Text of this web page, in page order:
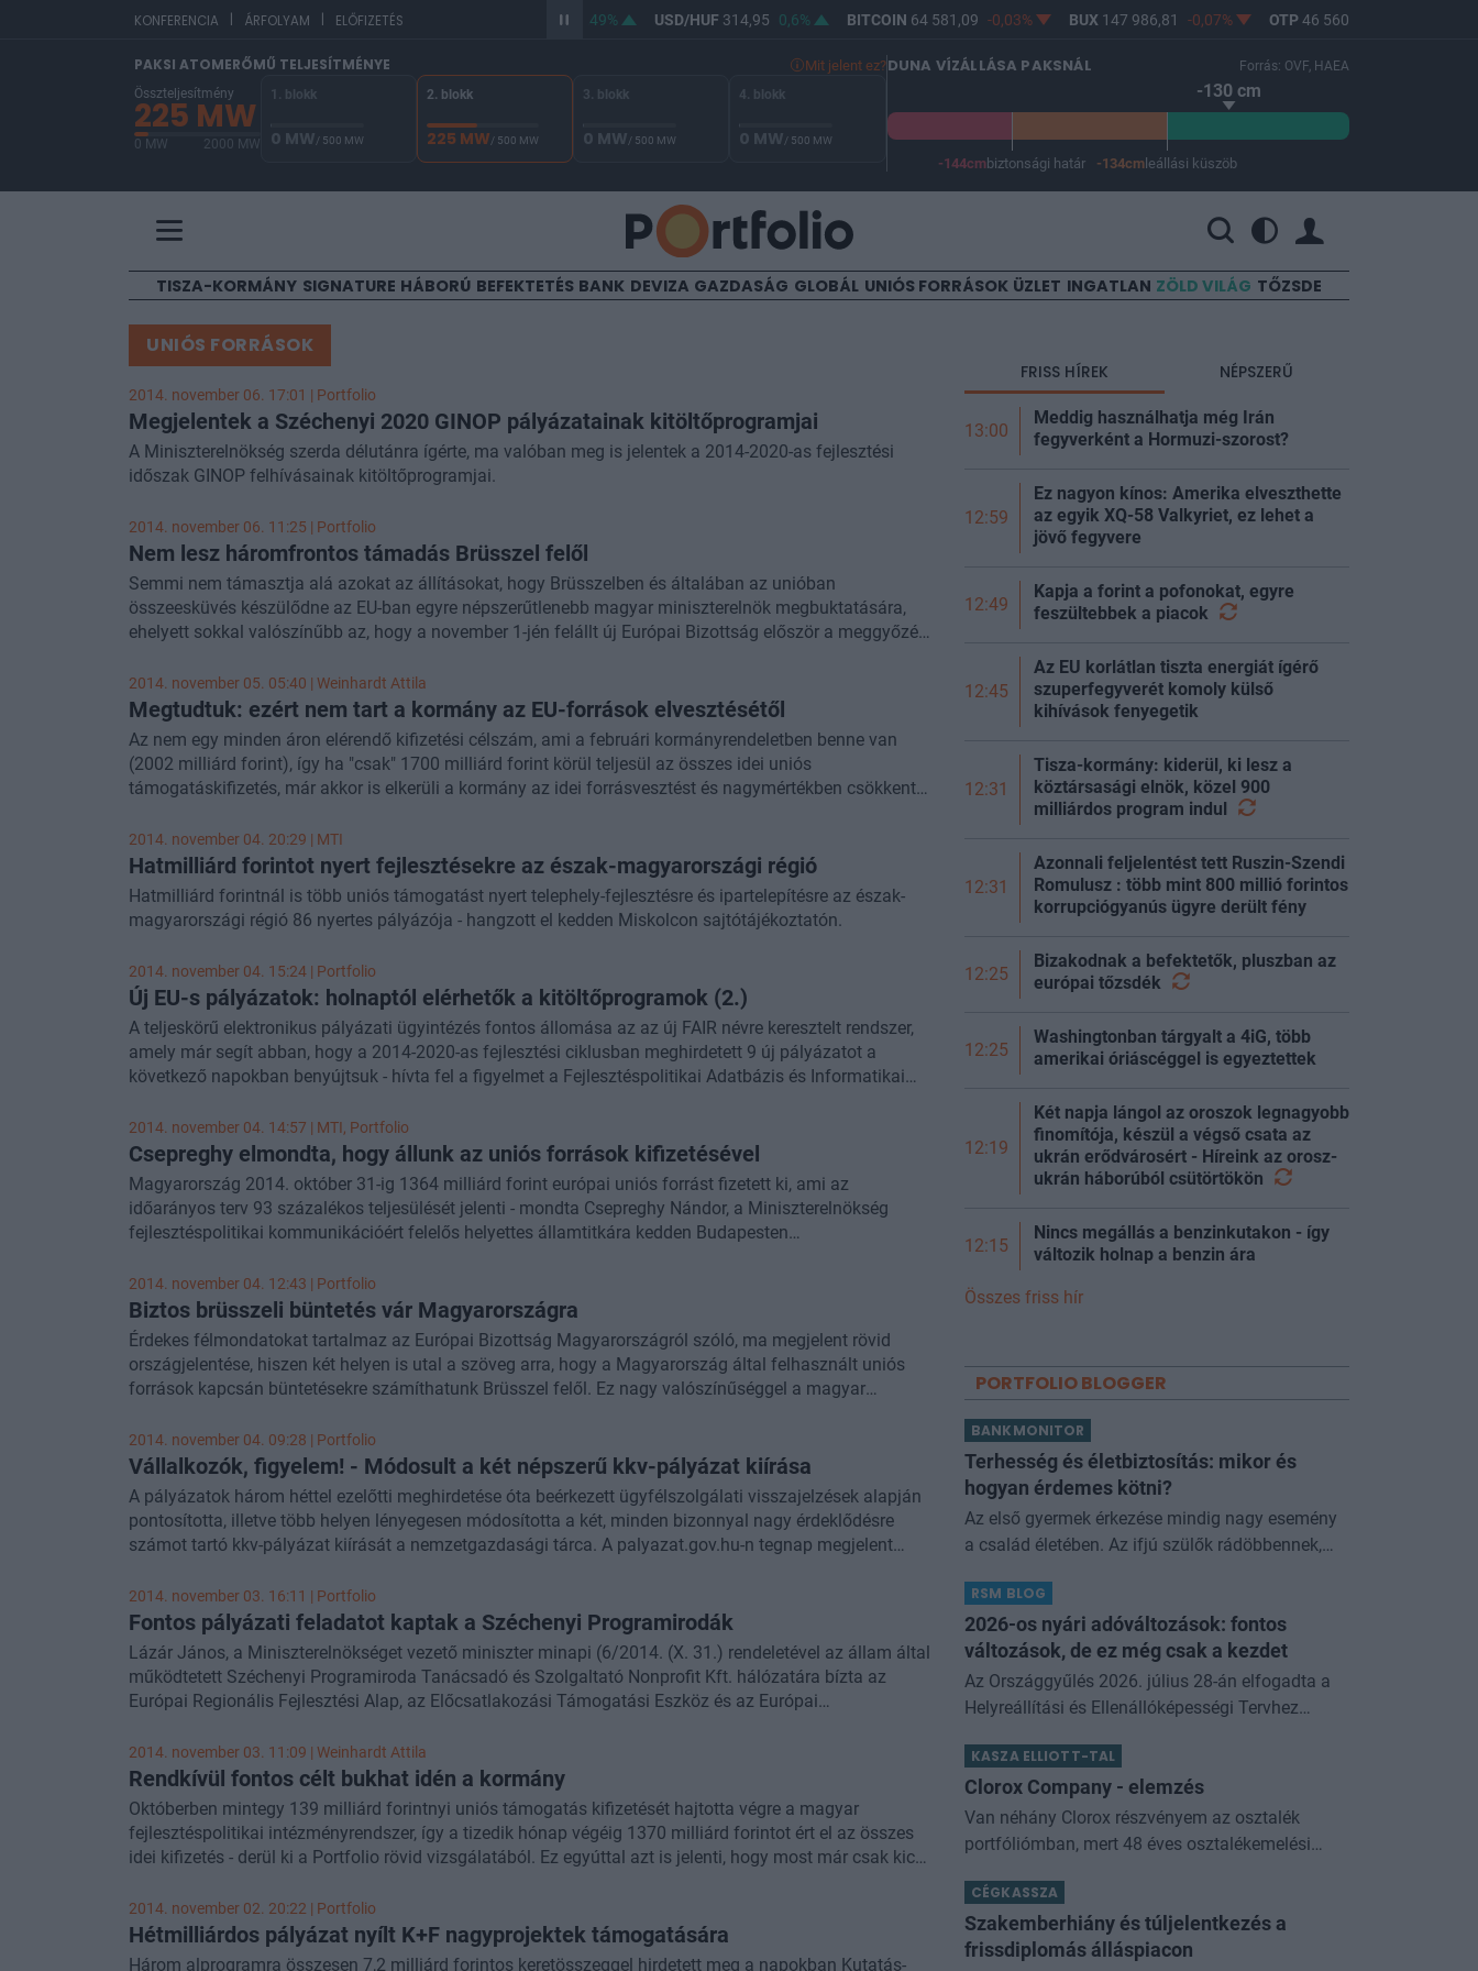
KONFERENCIA | ÁRFOLYAM | ELŐFIZETÉS 0,49% USD/HUF314,95 0,6% BITCOIN64 581,09 -0,03% BUX 147 986,81 -0,07% OTP 46 560 -0,41%
PAKSI ATOMERŐMŰ TELJESÍTMÉNYE Mit jelent ez?
Összteljesítmény
225 MW
0 MW 2000 MW
1. blokk
0 MW/ 500 MW
2. blokk
225 MW/ 500 MW
3. blokk
0 MW/ 500 MW
4. blokk
0 MW/ 500 MW
DUNA VÍZÁLLÁSA PAKSNÁL Forrás: OVF, HAEA
-130 cm
-144cm biztonsági határ -134cm leállási küszöb
TISZA-KORMÁNY SIGNATURE HÁBORÚ BEFEKTETÉS BANK DEVIZA GAZDASÁG GLOBÁL UNIÓS FORRÁSOK ÜZLET INGATLAN ZÖLD VILÁG TŐZSDE
UNIÓS FORRÁSOK
2014. november 06. 17:01 | Portfolio
Megjelentek a Széchenyi 2020 GINOP pályázatainak kitöltőprogramjai
A Miniszterelnökség szerda délutánra ígérte, ma valóban meg is jelentek a 2014-2020-as fejlesztési
időszak GINOP felhívásainak kitöltőprogramjai.
2014. november 06. 11:25 | Portfolio
Nem lesz háromfrontos támadás Brüsszel felől
Semmi nem támasztja alá azokat az állításokat, hogy Brüsszelben és általában az unióban
összeesküvés készülődne az EU-ban egyre népszerűtlenebb magyar miniszterelnök megbuktatására,
ehelyett sokkal valószínűbb az, hogy a november 1-jén felállt új Európai Bizottság először a meggyőzés
előzményei:
2014. november 05. 05:40 | Weinhardt Attila
Megtudtuk: ezért nem tart a kormány az EU-források elvesztésétől
Az nem egy minden áron elérendő kifizetési célszám, ami a februári kormányrendeletben benne van
(2002 milliárd forint), így ha "csak" 1700 milliárd forint körül teljesül az összes idei uniós
támogatáskifizetés, már akkor is elkerüli a kormány az idei forrásvesztést és nagymértékben csökkenti
forrástól. Tájékoztatása szerint ha tehát az idei utolsó két hónapban felpörög a kifizetési tempó, de
elmarad a tavalyi év végi nagy hajrától, már akkor sem kell aggódni. Csepreghy Nándor keddi szavai
valóban ugyanezt a viszonylagos nyugodtságot tükrözték, igaz a Miniszterelnökség fejlesztéspolitikai
kommunikációért felelős helyettes államtitkára a Portfolio-nak adott rövid interjúban azt is érzékeltette:
megfeszített munka vár mind a minisztériumokra, mind a fejlesztéspolitikai intézményrendszerre, hogy
végéig. A helyettes államtitkár szavai szerint nem érzékelnek politikai nyomásgyakorlást Brüsszel felől
az uniós támogatások kifizetésében és éppen kedden érkezett meg egy 32 milliárd forintos kifizetés az
Európai Bizottságtól.
2014. november 04. 20:29 | MTI
Hatmilliárd forintot nyert fejlesztésekre az észak-magyarországi régió
Hatmilliárd forintnál is több uniós támogatást nyert telephely-fejlesztésre és ipartelepítésre az észak-
magyarországi régió 86 nyertes pályázója - hangzott el kedden Miskolcon sajtótájékoztatón.
2014. november 04. 15:24 | Portfolio
Új EU-s pályázatok: holnaptól elérhetők a kitöltőprogramok (2.)
A teljeskörű elektronikus pályázati ügyintézés fontos állomása az az új FAIR névre keresztelt rendszer,
amely már segít abban, hogy a 2014-2020-as fejlesztési ciklusban meghirdetett 9 új pályázatot a
következő napokban benyújtsuk - hívta fel a figyelmet a Fejlesztéspolitikai Adatbázis és Informatikai
fejlesztéspolitikai tájékoztatásért felelős helyettes államtitkárának szavai szerint ez az egységes
keretrendszer segít majd abban, hogy egyetlen, személyre szabott felület segítségével tudják az
érdeklődők kezelni a pályázatokhoz, projektekhez kapcsolódó különböző feladatokat.
2014. november 04. 14:57 | MTI, Portfolio
Csepreghy elmondta, hogy állunk az uniós források kifizetésével
Magyarország 2014. október 31-ig 1364 milliárd forint európai uniós forrást fizetett ki, ami az
időarányos terv 93 százalékos teljesülését jelenti - mondta Csepreghy Nándor, a Miniszterelnökség
fejlesztéspolitikai kommunikációért felelős helyettes államtitkára kedden Budapesten
2014. november 04. 12:43 | Portfolio
Biztos brüsszeli büntetés vár Magyarországra
Érdekes félmondatokat tartalmaz az Európai Bizottság Magyarországról szóló, ma megjelent rövid
országjelentése, hiszen két helyen is utal a szöveg arra, hogy a Magyarország által felhasznált uniós
források kapcsán büntetésekre számíthatunk Brüsszel felől. Ez nagy valószínűséggel a magyar
a félmondatok alapján biztos büntetéssel kalkulál, de ennek mértéke és (elszámolásának) időzítése
egyelőre kérdéses.
2014. november 04. 09:28 | Portfolio
Vállalkozók, figyelem! - Módosult a két népszerű kkv-pályázat kiírása
A pályázatok három héttel ezelőtti meghirdetése óta beérkezett ügyfélszolgálati visszajelzések alapján
pontosította, illetve több helyen lényegesen módosította a két, minden bizonnyal nagy érdeklődésre
számot tartó kkv-pályázat kiírását a nemzetgazdasági tárca. A palyazat.gov.hu-n tegnap megjelent
től (év végéig) lehet benyújtani a pályázatokat a "Mikro-, kis- és középvállalkozások termelési
kapacitásainak bővítése", illetve a "Mikro-, kis- és középvállalkozások piaci megjelenésének
támogatása" című felhívásokra. Az is lényeges, hogy a kapacitásbővítő pályázatnál az egyéni
vállalkozók is jogosulttá váltak a pályázatra, illetve az is, hogy mindkét pályázat esetén törölték a
jogosultak közül az 1032 és 1039 TEÁOR-kódokat. Az alábbiakban a változások közül csak néhány
fontosabbat emelünk ki.
2014. november 03. 16:11 | Portfolio
Fontos pályázati feladatot kaptak a Széchenyi Programirodák
Lázár János, a Miniszterelnökséget vezető miniszter minapi (6/2014. (X. 31.) rendeletével az állam által
működtetett Széchenyi Programiroda Tanácsadó és Szolgaltató Nonprofit Kft. hálózatára bízta az
Európai Regionális Fejlesztési Alap, az Előcsatlakozási Támogatási Eszköz és az Európai
programjai végrehajtásában való közreműködést - derült ki a Magyar Közlöny legfrissebb számából. A
Széchenyi Programiroda hálózata egy friss jelzés szerint egyébként is igen dinamikusan bővül a
következő hetekben, felkészülve a Széchenyi 2020 keretprogram pályázati rohamára, amelynek
keretében feltehetően sokan keresik majd meg az állami pályázatíró és tanácsadó céget. A hálózat
lendületes bővítése alapján elképzelhető, hogy további hasonló adminisztratív feladatokat is kaphat az
államtól.
2014. november 03. 11:09 | Weinhardt Attila
Rendkívül fontos célt bukhat idén a kormány
Októberben mintegy 139 milliárd forintnyi uniós támogatás kifizetését hajtotta végre a magyar
fejlesztéspolitikai intézményrendszer, így a tizedik hónap végéig 1370 milliárd forintot ért el az összes
idei kifizetés - derül ki a Portfolio rövid vizsgálatából. Ez egyúttal azt is jelenti, hogy most már csak kicsi
valóban elmaradunk a céltól, akkor az egyúttal jelentősen növelné a veszélyét annak is, hogy a 2007-
2013-as időszakra rendelkezésre álló támogatási keretből a jövő év végéig akár több százmilliárd
forintot is véglegesen elveszíthetünk, mert nem tudjuk időben lehívni a forrásokat.
2014. november 02. 20:22 | Portfolio
Hétmilliárdos pályázat nyílt K+F nagyprojektek támogatására
Három alprogramra összesen 7,2 milliárd forintos keretösszeggel hirdetett meg a napokban Kutatás-
FRISS HÍREK NÉPSZERŰ
13:00
Meddig használhatja még Irán
fegyverként a Hormuzi-szorost?
12:59
Ez nagyon kínos: Amerika elveszthette
az egyik XQ-58 Valkyriet, ez lehet a
jövő fegyvere
12:49
Kapja a forint a pofonokat, egyre
feszültebbek a piacok
12:45
Az EU korlátlan tiszta energiát ígérő
szuperfegyverét komoly külső
kihívások fenyegetik
12:31
Tisza-kormány: kiderül, ki lesz a
köztársasági elnök, közel 900
milliárdos program indul
12:31
Azonnali feljelentést tett Ruszin-Szendi
Romulusz : több mint 800 millió forintos
korrupciógyanús ügyre derült fény
12:25
Bizakodnak a befektetők, pluszban az
európai tőzsdék
12:25
Washingtonban tárgyalt a 4iG, több
amerikai óriáscéggel is egyeztettek
12:19
Két napja lángol az oroszok legnagyobb
finomítója, készül a végső csata az
ukrán erődvárosért - Híreink az orosz-
ukrán háborúból csütörtökön
12:15
Nincs megállás a benzinkutakon - így
változik holnap a benzin ára
Összes friss hír
PORTFOLIO BLOGGER
BANKMONITOR
Terhesség és életbiztosítás: mikor és
hogyan érdemes kötni?
Az első gyermek érkezése mindig nagy esemény
a család életében. Az ifjú szülők rádöbbennek,
óriási felelősség is! Így történt ez Nórával
RSM BLOG
2026-os nyári adóváltozások: fontos
változások, de ez még csak a kezdet
Az Országgyűlés 2026. július 28-án elfogadta a
Helyreállítási és Ellenállóképességi Tervhez
kormányhatározatokhoz kapcsolódó
adóintézkedésekről, v
KASZA ELLIOTT-TAL
Clorox Company - elemzés
Van néhány Clorox részvényem az osztalék
portfóliómban, mert 48 éves osztalékemelési
áron meg tudom venni ezt a majdnem dividend
king-et. Azt
CÉGKASSZA
Szakemberhiány és túljelentkezés a
frissdiplomás álláspiacon